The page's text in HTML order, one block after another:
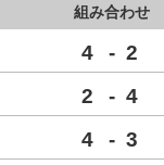
組み合わせ
4 - 2
2 - 4
4 - 3